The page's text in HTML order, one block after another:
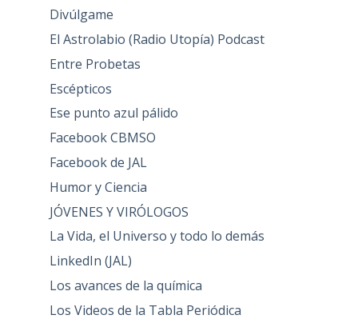
Divúlgame
El Astrolabio (Radio Utopía) Podcast
Entre Probetas
Escépticos
Ese punto azul pálido
Facebook CBMSO
Facebook de JAL
Humor y Ciencia
JÓVENES Y VIRÓLOGOS
La Vida, el Universo y todo lo demás
LinkedIn (JAL)
Los avances de la química
Los Videos de la Tabla Periódica